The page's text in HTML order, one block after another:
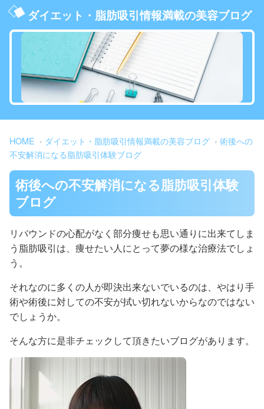
ダイエット・脂肪吸引情報満載の美容ブログ
HOME ダイエット・脂肪吸引情報満載の美容ブログ
術後への
不安解消になる脂肪吸引体験ブログ
術後への不安解消になる脂肪吸引体験
ブログ
リバウンドの心配がなく部分痩せも思い通りに出来てしま
う脂肪吸引は、痩せたい人にとって夢の様な治療法でしょ
う。
それなのに多くの人が即決出来ないでいるのは、やはり手
術や術後に対しての不安が拭い切れないからなのではない
でしょうか。
そんな方に是非チェックして頂きたいブログがあります。